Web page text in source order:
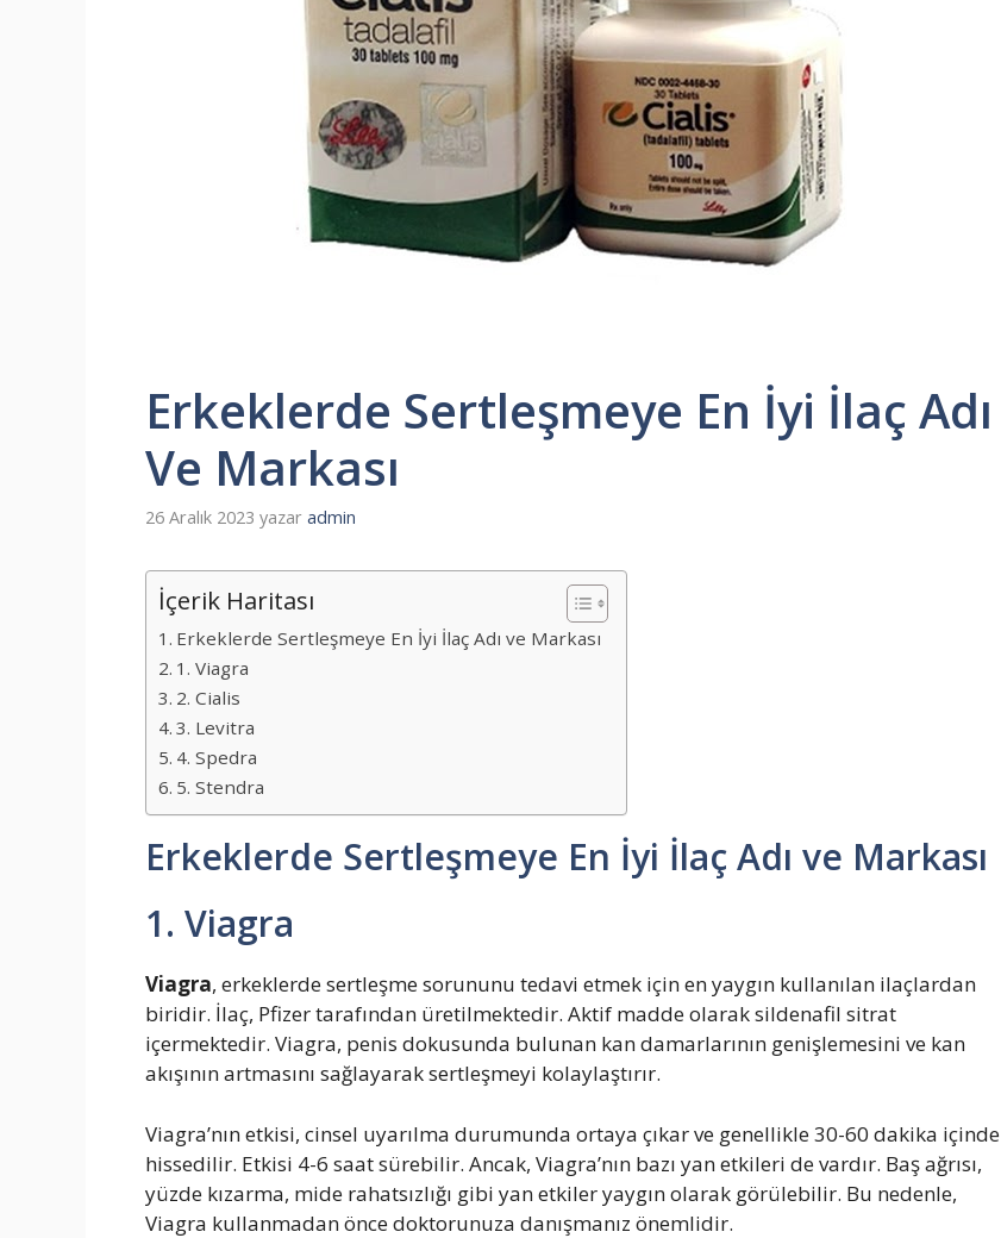
Erkeklerde Sertleşmeye En İyi İlaç Adı
Ve Markası
26 Aralık 2023 yazar admin
İçerik Haritası
Erkeklerde Sertleşmeye En İyi İlaç Adı ve Markası
1. Viagra
2. Cialis
3. Levitra
4. Spedra
5. Stendra
Erkeklerde Sertleşmeye En İyi İlaç Adı ve Markası
1. Viagra
Viagra, erkeklerde sertleşme sorununu tedavi etmek için en yaygın kullanılan ilaçlardan
biridir. İlaç, Pfizer tarafından üretilmektedir. Aktif madde olarak sildenafil sitrat
içermektedir. Viagra, penis dokusunda bulunan kan damarlarının genişlemesini ve kan
akışının artmasını sağlayarak sertleşmeyi kolaylaştırır.
Viagra’nın etkisi, cinsel uyarılma durumunda ortaya çıkar ve genellikle 30-60 dakika içinde
hissedilir. Etkisi 4-6 saat sürebilir. Ancak, Viagra’nın bazı yan etkileri de vardır. Baş ağrısı,
yüzde kızarma, mide rahatsızlığı gibi yan etkiler yaygın olarak görülebilir. Bu nedenle,
Viagra kullanmadan önce doktorunuza danışmanız önemlidir.